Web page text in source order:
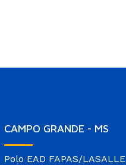
CAMPO GRANDE - MS
Polo EAD FAPAS/LASALLE